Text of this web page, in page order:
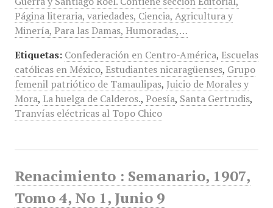
Página literaria, variedades, Ciencia, Agricultura y
Minería, Para las Damas, Humoradas,…
Etiquetas: Confederación en Centro-América, Escuelas
católicas en México, Estudiantes nicaragüenses, Grupo
femenil patriótico de Tamaulipas, Juicio de Morales y
Mora, La huelga de Calderos., Poesía, Santa Gertrudis,
Tranvías eléctricas al Topo Chico
Renacimiento : Semanario, 1907,
Tomo 4, No 1, Junio 9